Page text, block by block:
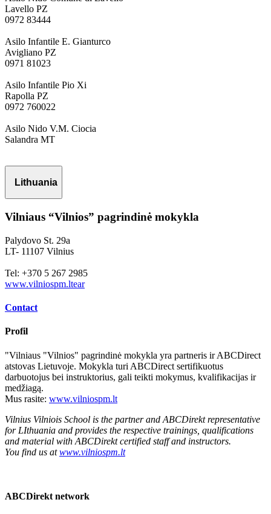
Lavello PZ
0972 83444
Asilo Infantile E. Gianturco
Avigliano PZ
0971 81023
Asilo Infantile Pio Xi
Rapolla PZ
0972 760022
Asilo Nido V.M. Ciocia
Salandra MT
Lithuania
Vilniaus “Vilnios” pagrindinė mokykla
Palydovo St. 29a
LT- 11107 Vilnius
Tel: +370 5 267 2985
www.vilniospm.ltear
Contact
Profil
"Vilniaus "Vilnios" pagrindinė mokykla yra partneris ir ABCDirect
atstovas Lietuvoje. Mokykla turi ABCDirect sertifikuotus
darbuotojus bei instruktorius, gali teikti mokymus, kvalifikacijas ir
medžiagą.
Mus rasite: www.vilniospm.lt
Vilnius Vilniois School is the partner and ABCDirekt representative
for LIthuania and provides the respective trainings, qualifications
and material with ABCDirekt certified staff and instructors.
You find us atwww.vilniospm.lt
ABCDirekt network